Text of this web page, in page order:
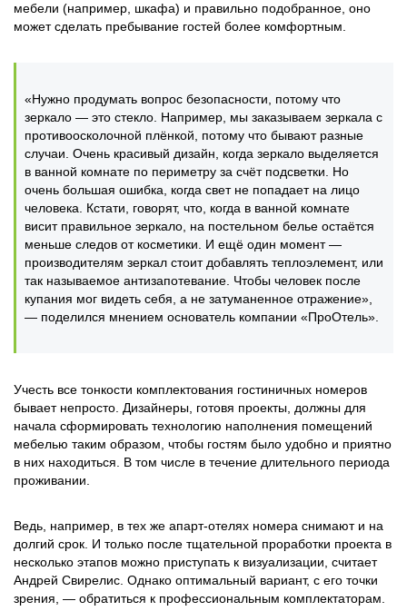
мебели (например, шкафа) и правильно подобранное, оно
может сделать пребывание гостей более комфортным.
«Нужно продумать вопрос безопасности, потому что
зеркало — это стекло. Например, мы заказываем зеркала с
противоосколочной плёнкой, потому что бывают разные
случаи. Очень красивый дизайн, когда зеркало выделяется
в ванной комнате по периметру за счёт подсветки. Но
очень большая ошибка, когда свет не попадает на лицо
человека. Кстати, говорят, что, когда в ванной комнате
висит правильное зеркало, на постельном белье остаётся
меньше следов от косметики. И ещё один момент —
производителям зеркал стоит добавлять теплоэлемент, или
так называемое антизапотевание. Чтобы человек после
купания мог видеть себя, а не затуманенное отражение»,
— поделился мнением основатель компании «ПроОтель».
Учесть все тонкости комплектования гостиничных номеров
бывает непросто. Дизайнеры, готовя проекты, должны для
начала сформировать технологию наполнения помещений
мебелью таким образом, чтобы гостям было удобно и приятно
в них находиться. В том числе в течение длительного периода
проживании.
Ведь, например, в тех же апарт-отелях номера снимают и на
долгий срок. И только после тщательной проработки проекта в
несколько этапов можно приступать к визуализации, считает
Андрей Свирелис. Однако оптимальный вариант, с его точки
зрения, — обратиться к профессиональным комплектаторам.